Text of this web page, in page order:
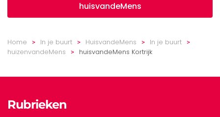
huisvandeMens
Home In je buurt HuisvandeMens
In je buurt
huizenvandeMens
huisvandeMens Kortrijk
Rubrieken